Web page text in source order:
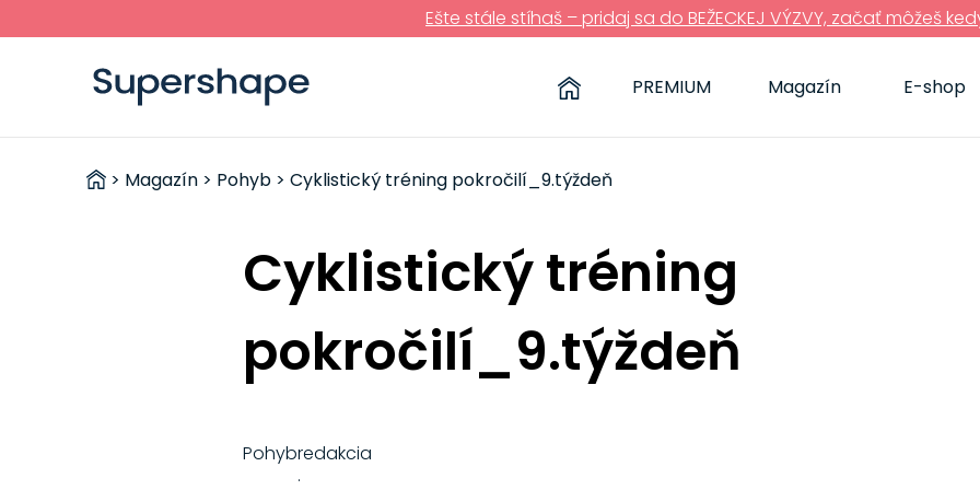
Ešte stále stíhaš – pridaj sa do BEŽECKEJ VÝZVY, začať môžeš
PREMIUM Magazín E-shop
ZDRAVÉ
> Magazín > Pohyb > Cyklistický tréning pokročilí_9.týždeň
Cyklistický tréning
pokročilí_9.týždeň
Pohybredakcia
·